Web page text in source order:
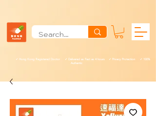
✓ Hong Kong Registered Doctor ✓ Delivered as Fast as 4 hours ✓ Privacy Protection ✓ 100%
Authentic